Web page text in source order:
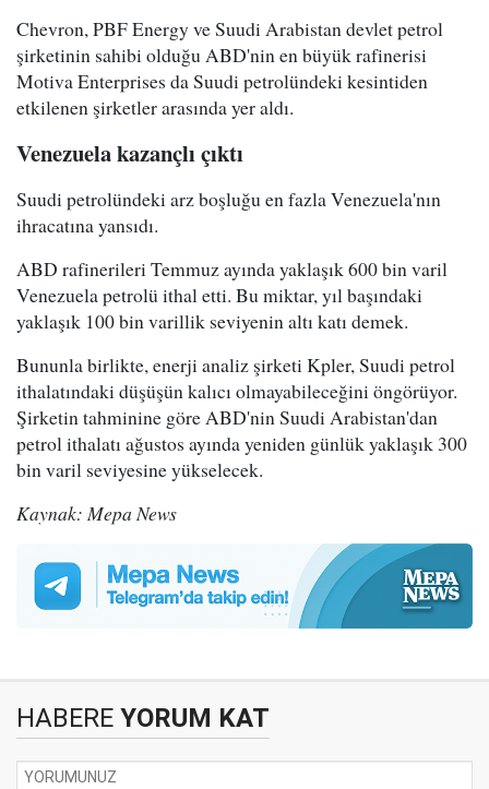
Chevron, PBF Energy ve Suudi Arabistan devlet petrol
şirketinin sahibi olduğu ABD'nin en büyük rafinerisi
Motiva Enterprises da Suudi petrolündeki kesintiden
etkilenen şirketler arasında yer aldı.
Venezuela kazançlı çıktı
Suudi petrolündeki arz boşluğu en fazla Venezuela'nın
ihracatına yansıdı.
ABD rafinerileri Temmuz ayında yaklaşık 600 bin varil
Venezuela petrolü ithal etti. Bu miktar, yıl başındaki
yaklaşık 100 bin varillik seviyenin altı katı demek.
Bununla birlikte, enerji analiz şirketi Kpler, Suudi petrol
ithalatındaki düşüşün kalıcı olmayabileceğini öngörüyor.
Şirketin tahminine göre ABD'nin Suudi Arabistan'dan
petrol ithalatı ağustos ayında yeniden günlük yaklaşık 300
bin varil seviyesine yükselecek.
Kaynak: Mepa News
HABERE YORUM KAT